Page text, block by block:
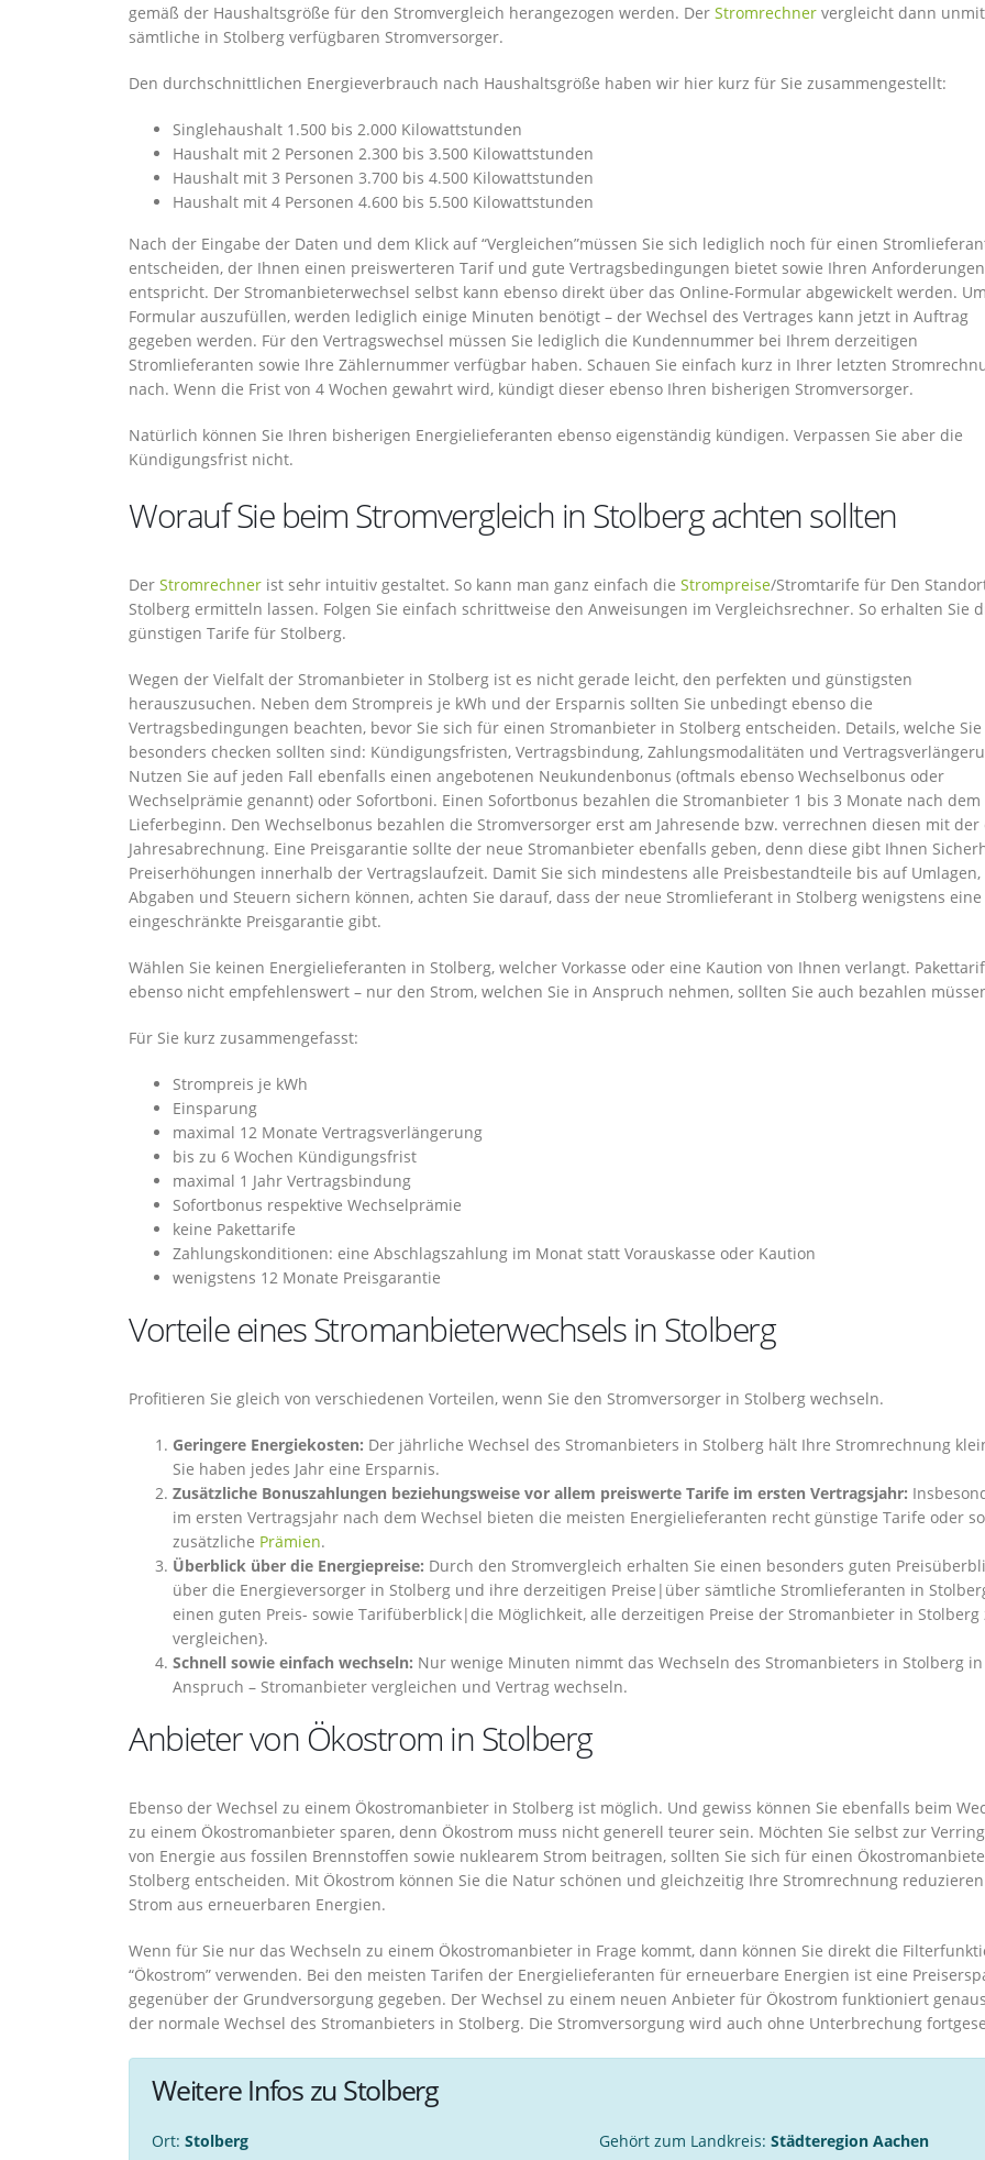
gemäß der Haushaltsgröße für den Stromvergleich herangezogen werden. Der Stromrechner vergleicht dann
sämtliche in Stolberg verfügbaren Stromversorger.
Den durchschnittlichen Energieverbrauch nach Haushaltsgröße haben wir hier kurz für Sie zusammengestellt:
Singlehaushalt 1.500 bis 2.000 Kilowattstunden
Haushalt mit 2 Personen 2.300 bis 3.500 Kilowattstunden
Haushalt mit 3 Personen 3.700 bis 4.500 Kilowattstunden
Haushalt mit 4 Personen 4.600 bis 5.500 Kilowattstunden
Nach der Eingabe der Daten und dem Klick auf “Vergleichen”müssen Sie sich lediglich noch für einen
entscheiden, der Ihnen einen preiswerteren Tarif und gute Vertragsbedingungen bietet sowie Ihren Anforderungen
entspricht. Der Stromanbieterwechsel selbst kann ebenso direkt über das Online-Formular abgewickelt werden.
Formular auszufüllen, werden lediglich einige Minuten benötigt – der Wechsel des Vertrages kann jetzt in Auftrag
gegeben werden. Für den Vertragswechsel müssen Sie lediglich die Kundennummer bei Ihrem derzeitigen
Stromlieferanten sowie Ihre Zählernummer verfügbar haben. Schauen Sie einfach kurz in Ihrer letzten
nach. Wenn die Frist von 4 Wochen gewahrt wird, kündigt dieser ebenso Ihren bisherigen Stromversorger.
Natürlich können Sie Ihren bisherigen Energielieferanten ebenso eigenständig kündigen. Verpassen Sie aber die
Kündigungsfrist nicht.
Worauf Sie beim Stromvergleich in Stolberg achten sollten
Der Stromrechner ist sehr intuitiv gestaltet. So kann man ganz einfach die Strompreise/Stromtarife für Den
Stolberg ermitteln lassen. Folgen Sie einfach schrittweise den Anweisungen im Vergleichsrechner. So erhalten Sie
günstigen Tarife für Stolberg.
Wegen der Vielfalt der Stromanbieter in Stolberg ist es nicht gerade leicht, den perfekten und günstigsten
herauszusuchen. Neben dem Strompreis je kWh und der Ersparnis sollten Sie unbedingt ebenso die
Vertragsbedingungen beachten, bevor Sie sich für einen Stromanbieter in Stolberg entscheiden. Details, welche Sie
besonders checken sollten sind: Kündigungsfristen, Vertragsbindung, Zahlungsmodalitäten und
Nutzen Sie auf jeden Fall ebenfalls einen angebotenen Neukundenbonus (oftmals ebenso Wechselbonus oder
Wechselprämie genannt) oder Sofortboni. Einen Sofortbonus bezahlen die Stromanbieter 1 bis 3 Monate nach dem
Lieferbeginn. Den Wechselbonus bezahlen die Stromversorger erst am Jahresende bzw. verrechnen diesen mit der
Jahresabrechnung. Eine Preisgarantie sollte der neue Stromanbieter ebenfalls geben, denn diese gibt Ihnen
Preiserhöhungen innerhalb der Vertragslaufzeit. Damit Sie sich mindestens alle Preisbestandteile bis auf Umlagen,
Abgaben und Steuern sichern können, achten Sie darauf, dass der neue Stromlieferant in Stolberg wenigstens eine
eingeschränkte Preisgarantie gibt.
Wählen Sie keinen Energielieferanten in Stolberg, welcher Vorkasse oder eine Kaution von Ihnen verlangt.
ebenso nicht empfehlenswert – nur den Strom, welchen Sie in Anspruch nehmen, sollten Sie auch bezahlen
Für Sie kurz zusammengefasst:
Strompreis je kWh
Einsparung
maximal 12 Monate Vertragsverlängerung
bis zu 6 Wochen Kündigungsfrist
maximal 1 Jahr Vertragsbindung
Sofortbonus respektive Wechselprämie
keine Pakettarife
Zahlungskonditionen: eine Abschlagszahlung im Monat statt Vorauskasse oder Kaution
wenigstens 12 Monate Preisgarantie
Vorteile eines Stromanbieterwechsels in Stolberg
Profitieren Sie gleich von verschiedenen Vorteilen, wenn Sie den Stromversorger in Stolberg wechseln.
Geringere Energiekosten: Der jährliche Wechsel des Stromanbieters in Stolberg hält Ihre Stromrechnung
Sie haben jedes Jahr eine Ersparnis.
Zusätzliche Bonuszahlungen beziehungsweise vor allem preiswerte Tarife im ersten Vertragsjahr:
im ersten Vertragsjahr nach dem Wechsel bieten die meisten Energielieferanten recht günstige Tarife oder
zusätzliche Prämien.
Überblick über die Energiepreise: Durch den Stromvergleich erhalten Sie einen besonders guten
über die Energieversorger in Stolberg und ihre derzeitigen Preise|über sämtliche Stromlieferanten in
einen guten Preis- sowie Tarifüberblick|die Möglichkeit, alle derzeitigen Preise der Stromanbieter in Stolberg
vergleichen}.
Schnell sowie einfach wechseln: Nur wenige Minuten nimmt das Wechseln des Stromanbieters in Stolberg in
Anspruch – Stromanbieter vergleichen und Vertrag wechseln.
Anbieter von Ökostrom in Stolberg
Ebenso der Wechsel zu einem Ökostromanbieter in Stolberg ist möglich. Und gewiss können Sie ebenfalls beim
zu einem Ökostromanbieter sparen, denn Ökostrom muss nicht generell teurer sein. Möchten Sie selbst zur
von Energie aus fossilen Brennstoffen sowie nuklearem Strom beitragen, sollten Sie sich für einen
Stolberg entscheiden. Mit Ökostrom können Sie die Natur schönen und gleichzeitig Ihre Stromrechnung
Strom aus erneuerbaren Energien.
Wenn für Sie nur das Wechseln zu einem Ökostromanbieter in Frage kommt, dann können Sie direkt die
“Ökostrom” verwenden. Bei den meisten Tarifen der Energielieferanten für erneuerbare Energien ist eine
gegenüber der Grundversorgung gegeben. Der Wechsel zu einem neuen Anbieter für Ökostrom funktioniert
der normale Wechsel des Stromanbieters in Stolberg. Die Stromversorgung wird auch ohne Unterbrechung
Weitere Infos zu Stolberg
Ort: Stolberg Gehört zum Landkreis: Städteregion Aachen